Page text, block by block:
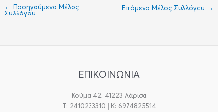
← Προηγούμενο Μέλος
Συλλόγου
Επόμενο Μέλος Συλλόγου →
ΕΠΙΚΟΙΝΩΝΙΑ
Κούμα 42, 41223 Λάρισα
T: 2410233310 | Κ: 6974825514